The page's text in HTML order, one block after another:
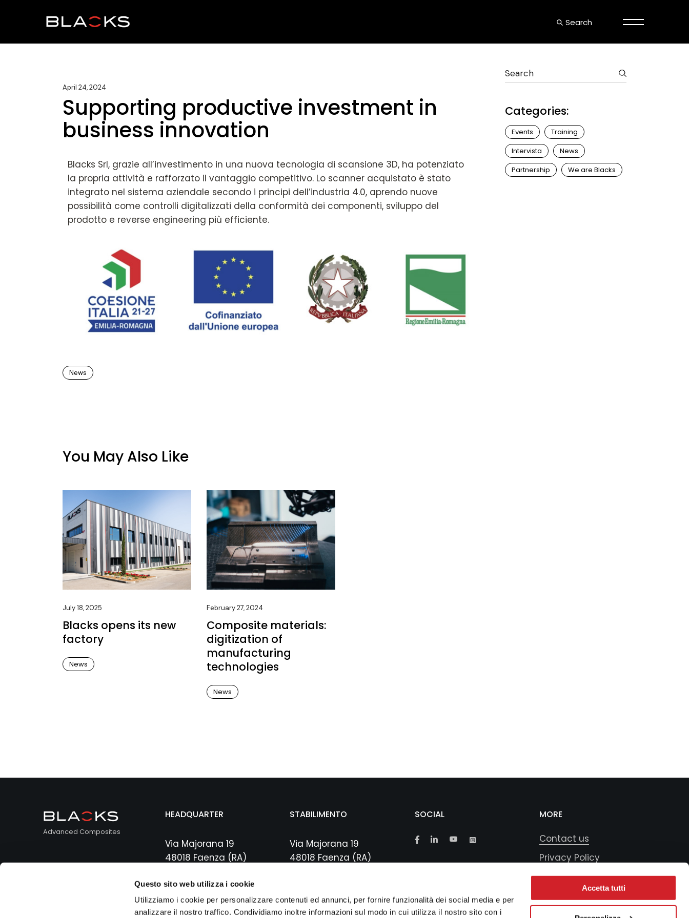
Questo sito web utilizza i cookie
Utilizziamo i cookie per personalizzare contenuti ed annunci, per fornire funzionalità dei social media e per
analizzare il nostro traffico. Condividiamo inoltre informazioni sul modo in cui utilizza il nostro sito con i
Accetta tutti
Search
April 24, 2024
Supporting productive investment in
business innovation
Blacks Srl, grazie all’investimento in una nuova tecnologia di scansione 3D, ha potenziato
la propria attività e rafforzato il vantaggio competitivo. Lo scanner acquistato è stato
integrato nel sistema aziendale secondo i principi dell’industria 4.0, aprendo nuove
possibilità come controlli digitalizzati della conformità dei componenti, sviluppo del
prodotto e reverse engineering più efficiente.
News
You May Also Like
July 18, 2025
Blacks opens its new
factory
News
February 27, 2024
Composite materials:
digitization of
manufacturing
technologies
News
Categories:
Events
Training
Intervista
News
Partnership
We are Blacks
Advanced Composites
HEADQUARTER
Via Majorana 19
48018 Faenza (RA)
STABILIMENTO
Via Majorana 19
48018 Faenza (RA)
SDI: RR66BDG
SOCIAL MORE
Contact us
Privacy Policy
Cookie Policy
proposals